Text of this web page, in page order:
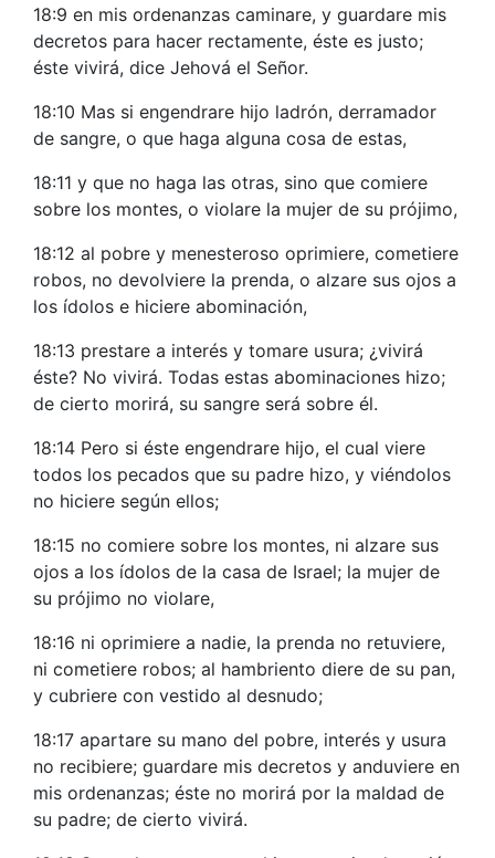
18:9 en mis ordenanzas caminare, y guardare mis
decretos para hacer rectamente, éste es justo;
éste vivirá, dice Jehová el Señor.
18:10 Mas si engendrare hijo ladrón, derramador
de sangre, o que haga alguna cosa de estas,
18:11 y que no haga las otras, sino que comiere
sobre los montes, o violare la mujer de su prójimo,
18:12 al pobre y menesteroso oprimiere, cometiere
robos, no devolviere la prenda, o alzare sus ojos a
los ídolos e hiciere abominación,
18:13 prestare a interés y tomare usura; ¿vivirá
éste? No vivirá. Todas estas abominaciones hizo;
de cierto morirá, su sangre será sobre él.
18:14 Pero si éste engendrare hijo, el cual viere
todos los pecados que su padre hizo, y viéndolos
no hiciere según ellos;
18:15 no comiere sobre los montes, ni alzare sus
ojos a los ídolos de la casa de Israel; la mujer de
su prójimo no violare,
18:16 ni oprimiere a nadie, la prenda no retuviere,
ni cometiere robos; al hambriento diere de su pan,
y cubriere con vestido al desnudo;
18:17 apartare su mano del pobre, interés y usura
no recibiere; guardare mis decretos y anduviere en
mis ordenanzas; éste no morirá por la maldad de
su padre; de cierto vivirá.